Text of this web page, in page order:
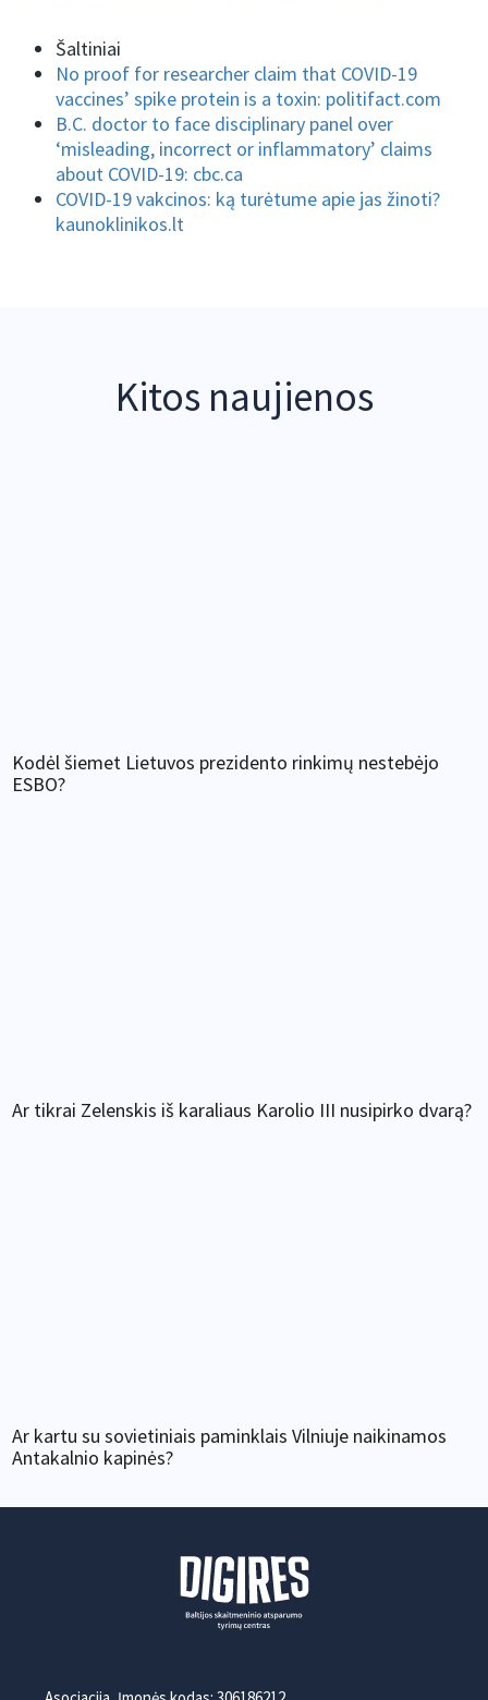
Šaltiniai
No proof for researcher claim that COVID-19
vaccines’ spike protein is a toxin: politifact.com
B.C. doctor to face disciplinary panel over
‘misleading, incorrect or inflammatory’ claims
about COVID-19: cbc.ca
COVID-19 vakcinos: ką turėtume apie jas žinoti?
kaunoklinikos.lt
Kitos naujienos
Kodėl šiemet Lietuvos prezidento rinkimų nestebėjo
ESBO?
Ar tikrai Zelenskis iš karaliaus Karolio III nusipirko dvarą?
Ar kartu su sovietiniais paminklais Vilniuje naikinamos
Antakalnio kapinės?